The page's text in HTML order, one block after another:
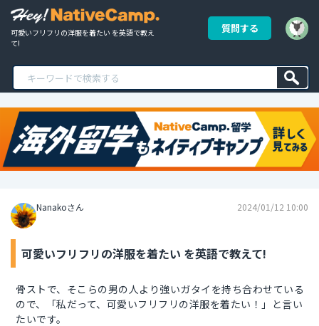
可愛いフリフリの洋服を着たい を英語で教え
て!
質問する
Nanakoさん 2024/01/12 10:00
可愛いフリフリの洋服を着たい を英語で教えて!
骨ストで、そこらの男の人より強いガタイを持ち合わせている
ので、「私だって、可愛いフリフリの洋服を着たい！」と言い
たいです。